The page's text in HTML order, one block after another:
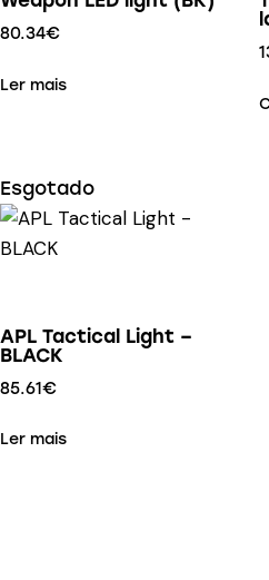
80.34€
Ler mais
Esgotado
APL Tactical Light –
BLACK
85.61€
Ler mais